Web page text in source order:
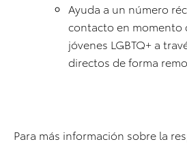
Ayuda a un número
contacto en momento
jóvenes LGBTQ+ a
directos de forma
Para más información sobre la